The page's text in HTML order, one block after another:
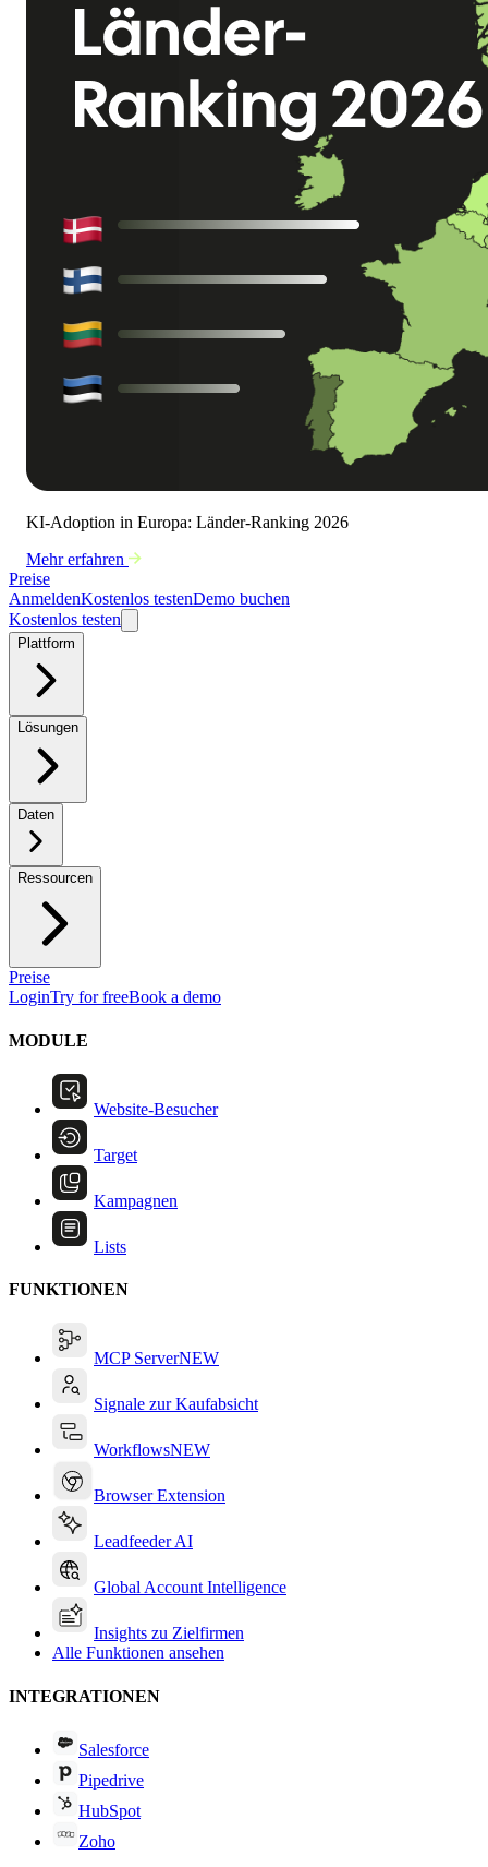
KI-Adoption in Europa: Länder-Ranking 2026
Mehr erfahren
Preise
AnmeldenKostenlos testenDemo buchen
Kostenlos testen
Plattform
Lösungen
Daten
Ressourcen
Preise
LoginTry for freeBook a demo
MODULE
Website-Besucher
Target
Kampagnen
Lists
FUNKTIONEN
MCP ServerNEW
Signale zur Kaufabsicht
WorkflowsNEW
Browser Extension
Leadfeeder AI
Global Account Intelligence
Insights zu Zielfirmen
Alle Funktionen ansehen
INTEGRATIONEN
Salesforce
Pipedrive
HubSpot
Zoho